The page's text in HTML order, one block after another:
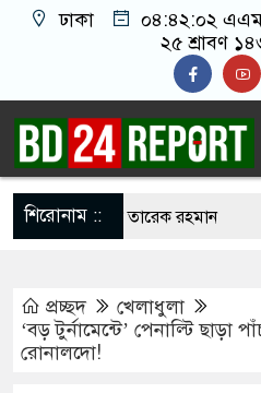
ঢাকা ০৪:৪২:০৩
২৫ শ্রাবণ
শিরোনাম ::
প্রধানমন্ত্রী তারেক রহমান
কেলেঙ্কারি নিয়ে মুখ খুললেন ইনফান্তিনো
ভাঙ্গার ৫ ভবিষ্যদ্বাণী, মিলে গেছে ২টি
প্রচ্ছদ
খেলাধুলা
‘বড় টুর্নামেন্টে’ পেনাল্টি
রোনালদো!